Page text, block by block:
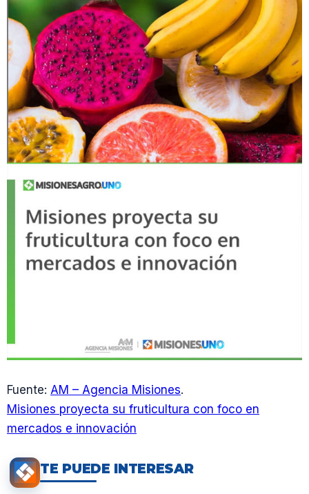
Fuente: AM – Agencia Misiones.
Misiones proyecta su fruticultura con foco en
mercados e innovación
TE PUEDE INTERESAR